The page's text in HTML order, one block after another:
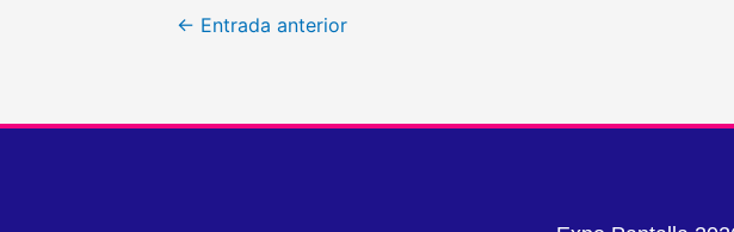
← Entrada anterior